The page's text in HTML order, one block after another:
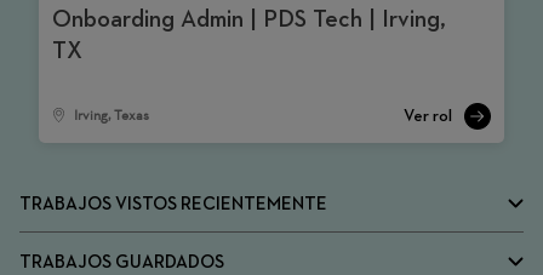
Onboarding Admin | PDS Tech | Irving,
TX
Irving, Texas
TRABAJOS VISTOS RECIENTEMENTE
TRABAJOS GUARDADOS